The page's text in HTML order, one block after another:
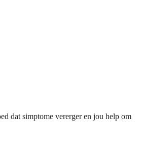
dat simptome vererger en jou help om